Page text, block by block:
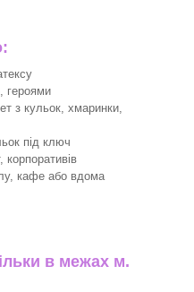
героями
з кульок, хмаринки,
під ключ
кафе або вдома
в межах м.